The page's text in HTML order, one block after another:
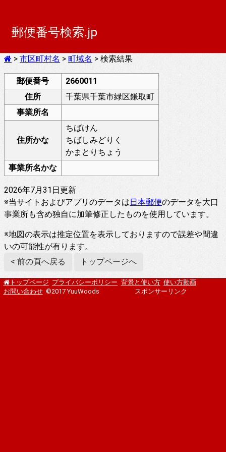
郵便番号検索.jp
> 市区町村名 > 町域名 > 検索結果
郵便番号
2660011
住所
千葉県千葉市緑区鎌取町
事業所名
住所かな
ちばけん
ちばしみどりく
かまとりちょう
事業所名かな
2026年7月31日更新
※当サイトおよびアプリのデータは日本郵便のデータを大口
事業所も含め独自に加筆修正したものを使用しています。
※地図の表示は推定位置を表示しておりますので誤差や間違
いの可能性が有ります。
< 前の頁へ戻る
トップページへ
トップページ プライバシーポリシー 背景と使い方 使い方動画
お問い合わせ ©2017 YuuWoods スポンサーリンク